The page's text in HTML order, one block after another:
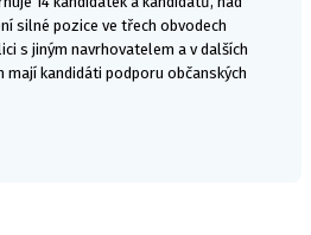
silné pozice ve třech obvodech
s jiným navrhovatelem a v dalších
mají kandidáti podporu občanských